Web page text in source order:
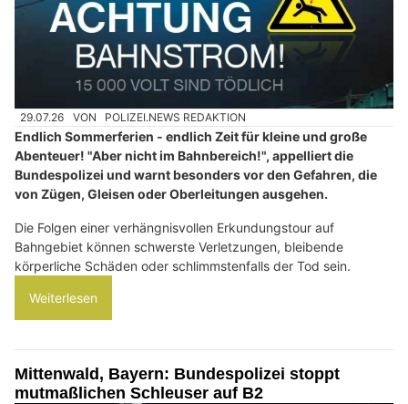
29.07.26 VON POLIZEI.NEWS REDAKTION
Endlich Sommerferien - endlich Zeit für kleine und große
Abenteuer! "Aber nicht im Bahnbereich!", appelliert die
Bundespolizei und warnt besonders vor den Gefahren, die
von Zügen, Gleisen oder Oberleitungen ausgehen.
Die Folgen einer verhängnisvollen Erkundungstour auf
Bahngebiet können schwerste Verletzungen, bleibende
körperliche Schäden oder schlimmstenfalls der Tod sein.
Weiterlesen
Mittenwald, Bayern: Bundespolizei stoppt
mutmaßlichen Schleuser auf B2